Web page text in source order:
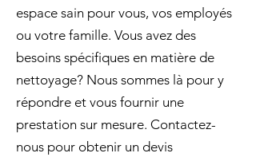
espace sain pour vous, vos employés
ou votre famille. Vous avez des
besoins spécifiques en matière de
nettoyage? Nous sommes là pour y
répondre et vous fournir une
prestation sur mesure. Contactez-
nous pour obtenir un devis